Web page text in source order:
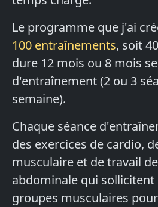
Le programme que j'ai
100 entraînements, soit
dure 12 mois ou 8 mois
d'entraînement (2 ou 3
semaine).
Chaque séance
des exercices de cardio,
musculaire et de travail
abdominale qui sollicitent
groupes musculaires